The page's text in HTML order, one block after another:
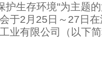
护生存环境"为主题
于2月25日～27日
业有限公司（以下